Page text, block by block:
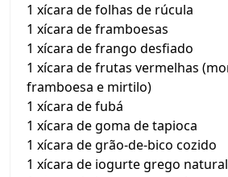
1 xícara de folhas de rúcula
1 xícara de framboesas
1 xícara de frango desfiado
1 xícara de frutas vermelhas
framboesa e mirtilo)
1 xícara de fubá
1 xícara de goma de tapioca
1 xícara de grão-de-bico cozido
1 xícara de iogurte grego natural